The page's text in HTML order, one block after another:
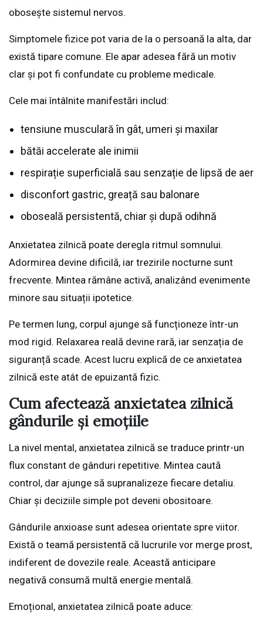
obosește sistemul nervos.
Simptomele fizice pot varia de la o persoană la alta, dar
există tipare comune. Ele apar adesea fără un motiv
clar și pot fi confundate cu probleme medicale.
Cele mai întâlnite manifestări includ:
tensiune musculară în gât, umeri și maxilar
bătăi accelerate ale inimii
respirație superficială sau senzație de lipsă de aer
disconfort gastric, greață sau balonare
oboseală persistentă, chiar și după odihnă
Anxietatea zilnică poate deregla ritmul somnului.
Adormirea devine dificilă, iar trezirile nocturne sunt
frecvente. Mintea rămâne activă, analizând evenimente
minore sau situații ipotetice.
Pe termen lung, corpul ajunge să funcționeze într-un
mod rigid. Relaxarea reală devine rară, iar senzația de
siguranță scade. Acest lucru explică de ce anxietatea
zilnică este atât de epuizantă fizic.
Cum afectează anxietatea zilnică
gândurile și emoțiile
La nivel mental, anxietatea zilnică se traduce printr-un
flux constant de gânduri repetitive. Mintea caută
control, dar ajunge să supranalizeze fiecare detaliu.
Chiar și deciziile simple pot deveni obositoare.
Gândurile anxioase sunt adesea orientate spre viitor.
Există o teamă persistentă că lucrurile vor merge prost,
indiferent de dovezile reale. Această anticipare
negativă consumă multă energie mentală.
Emoțional, anxietatea zilnică poate aduce: